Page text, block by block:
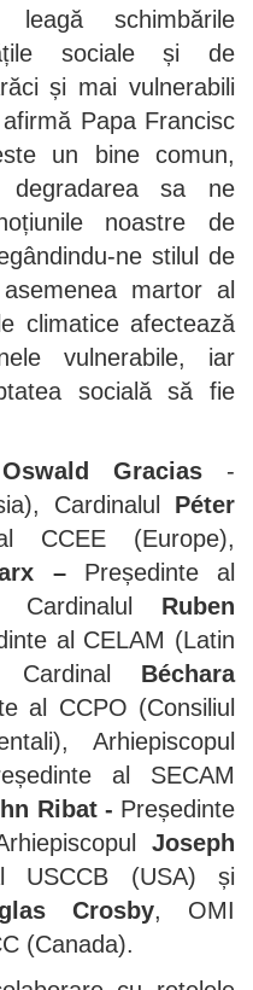
schimbările
sociale și de
și mai vulnerabili
Papa Francisc
un bine comun,
degradarea sa ne
noastre de
ne stilul de
martor al
climatice afectează
vulnerabile, iar
socială să fie
Oswald Gracias -
Cardinalul Péter
CCEE (Europe),
–Președinte al
Cardinalul Ruben
al CELAM (Latin
Cardinal Béchara
al CCPO (Consiliul
Arhiepiscopul
al SECAM
Ribat - Președinte
Joseph
USCCB (USA) și
Crosby, OMI
(Canada).